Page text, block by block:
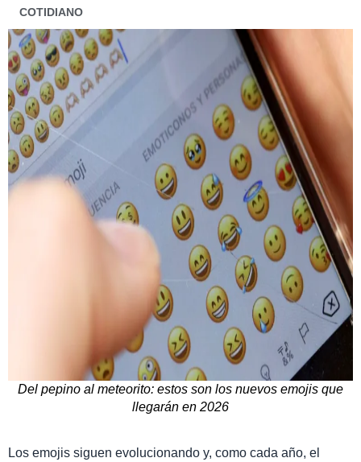
COTIDIANO
Del pepino al meteorito: estos son los nuevos emojis que
llegarán en 2026
Los emojis siguen evolucionando y, como cada año, el